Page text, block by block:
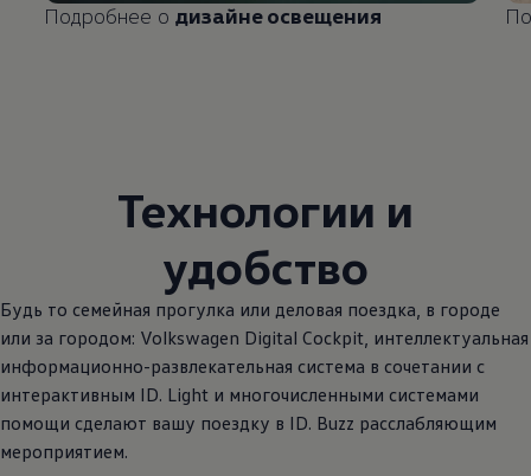
Подробнее о дизайне освещения
Технологии и
удобство
Будь то семейная прогулка или деловая поездка, в городе
или за городом: Volkswagen Digital Cockpit, интеллектуальная
информационно-развлекательная система в сочетании с
интерактивным ID. Light и многочисленными системами
помощи сделают вашу поездку в ID. Buzz расслабляющим
мероприятием.